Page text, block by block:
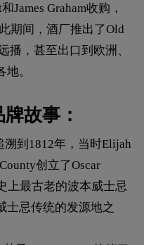
James Graham收购，
期间，酒厂推出了Old
播，甚至出口到欧洲、
。
故事：
溯到1812年，当时Elijah
创立了Oscar
上最古老的波本威士忌
士忌传统的发源地之